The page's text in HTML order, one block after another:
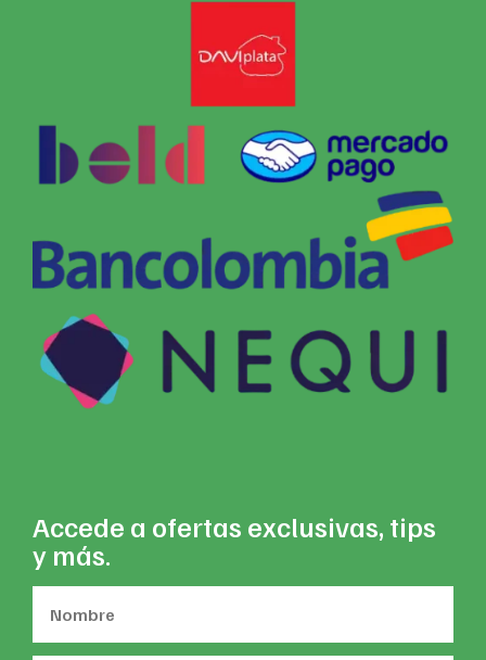
Accede a ofertas exclusivas, tips
y más.